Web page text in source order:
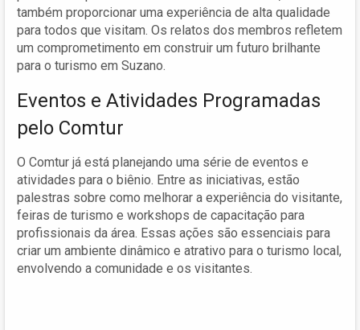
também proporcionar uma experiência de alta qualidade
para todos que visitam. Os relatos dos membros refletem
um comprometimento em construir um futuro brilhante
para o turismo em Suzano.
Eventos e Atividades Programadas
pelo Comtur
O Comtur já está planejando uma série de eventos e
atividades para o biênio. Entre as iniciativas, estão
palestras sobre como melhorar a experiência do visitante,
feiras de turismo e workshops de capacitação para
profissionais da área. Essas ações são essenciais para
criar um ambiente dinâmico e atrativo para o turismo local,
envolvendo a comunidade e os visitantes.